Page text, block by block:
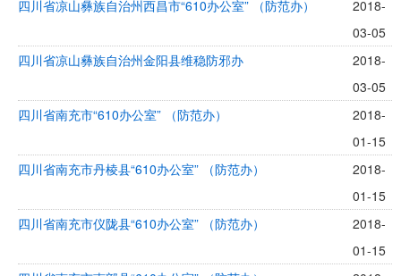
四川省凉山彝族自治州西昌市“610办公室” （防范办）
2018-
03-05
四川省凉山彝族自治州金阳县维稳防邪办
2018-
03-05
四川省南充市“610办公室” （防范办）
2018-
01-15
四川省南充市丹棱县“610办公室” （防范办）
2018-
01-15
四川省南充市仪陇县“610办公室” （防范办）
2018-
01-15